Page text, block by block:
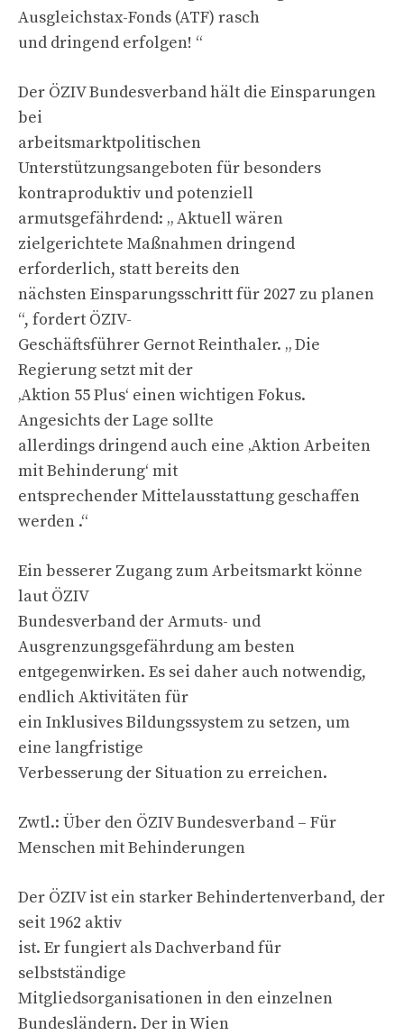
Ausgleichstax-Fonds (ATF) rasch
und dringend erfolgen! “
Der ÖZIV Bundesverband hält die Einsparungen
bei
arbeitsmarktpolitischen
Unterstützungsangeboten für besonders
kontraproduktiv und potenziell
armutsgefährdend: „ Aktuell wären
zielgerichtete Maßnahmen dringend
erforderlich, statt bereits den
nächsten Einsparungsschritt für 2027 zu planen
“, fordert ÖZIV-
Geschäftsführer Gernot Reinthaler. „ Die
Regierung setzt mit der
‚Aktion 55 Plus‘ einen wichtigen Fokus.
Angesichts der Lage sollte
allerdings dringend auch eine ‚Aktion Arbeiten
mit Behinderung‘ mit
entsprechender Mittelausstattung geschaffen
werden .“
Ein besserer Zugang zum Arbeitsmarkt könne
laut ÖZIV
Bundesverband der Armuts- und
Ausgrenzungsgefährdung am besten
entgegenwirken. Es sei daher auch notwendig,
endlich Aktivitäten für
ein Inklusives Bildungssystem zu setzen, um
eine langfristige
Verbesserung der Situation zu erreichen.
Zwtl.: Über den ÖZIV Bundesverband – Für
Menschen mit Behinderungen
Der ÖZIV ist ein starker Behindertenverband, der
seit 1962 aktiv
ist. Er fungiert als Dachverband für
selbstständige
Mitgliedsorganisationen in den einzelnen
Bundesländern. Der in Wien